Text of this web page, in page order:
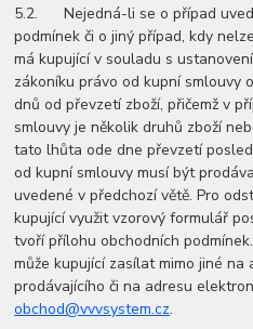
5.2. Nejedná-li se o případ
podmínek či o jiný případ, kdy
má kupující v souladu s
zákoníku právo od kupní smlouvy
dnů od převzetí zboží, přičemž v
smlouvy je několik druhů zboží
tato lhůta ode dne převzetí
od kupní smlouvy musí být
uvedené v předchozí větě. Pro
kupující využit vzorový formulář
tvoří přílohu obchodních
může kupující zasílat mimo jiné na
prodávajícího či na adresu
obchod@vvvsystem.cz.